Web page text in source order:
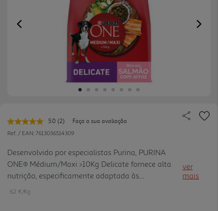
Previous
5.0 Leu
2
para
a
mesma
página.
(2)
Faça a sua avaliação
Ref. / EAN: 7613036514309
Desenvolvido por especialistas Purina, PURINA
ONE® Médium/Maxi >10Kg Delicate fornece alta
nutrição, especificamente adaptada às
necessidades dos cães de porte médio ou grande
ver
mais
6.2 €/Kg